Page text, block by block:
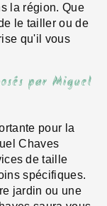
la région. Que
le tailler ou de
qu'il vous
par Miguel
pour la
Chaves
de taille
spécifiques.
jardin ou une